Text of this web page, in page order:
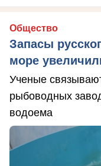
Общество
Запасы
море
Ученые
рыбоводных
водоема